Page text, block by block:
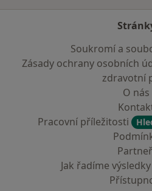
Soukromí a
Zásady ochrany osobních
zdravotní
O nás
Pracovní příležitosti
Jak řadíme